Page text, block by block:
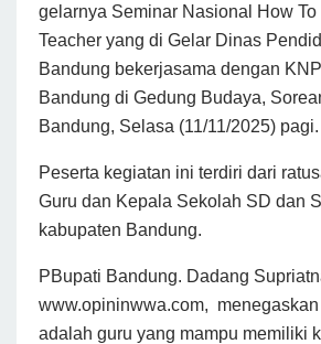
gelarnya Seminar Nasional How To
Teacher yang di Gelar Dinas
Bandung bekerjasama dengan
Bandung di Gedung Budaya,
Bandung, Selasa (11/11/2025) pagi.
Peserta kegiatan ini terdiri dari
Guru dan Kepala Sekolah SD dan
kabupaten Bandung.
PBupati Bandung. Dadang
www.opininwwa.com,
adalah guru yang mampu memiliki